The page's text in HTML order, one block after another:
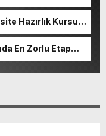
Hazırlık Kursu
En Zorlu Etap